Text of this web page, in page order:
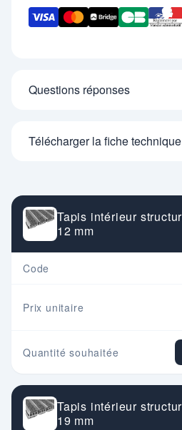
Questions réponses
Télécharger la fiche technique
Tapis intérieur
12 mm
Code
Prix unitaire
Quantité souhaitée
Tapis intérieur
19 mm